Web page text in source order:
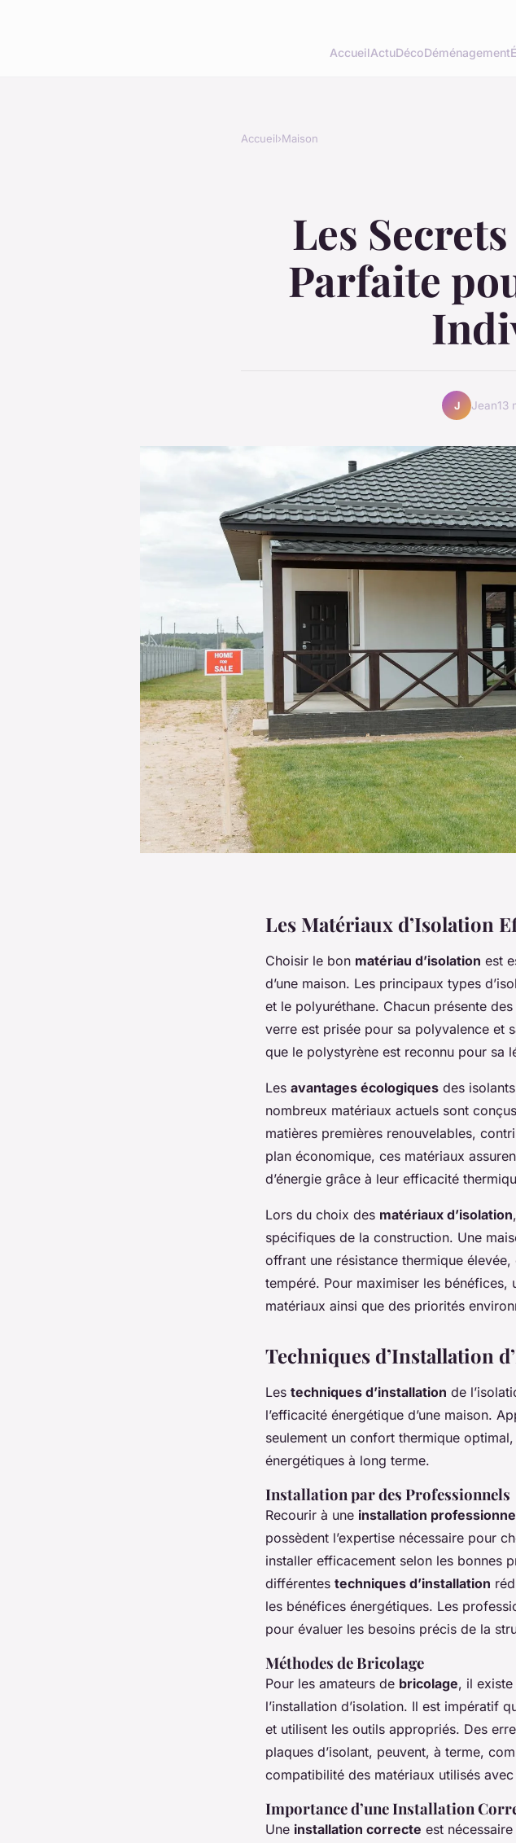
AccueilActuDécoDéménagement
Accueil›Maison
Les
Parfaite
J Jean13
Les Matériaux d’Isolation
Choisir le bon matériau d’isolation est
d’une maison. Les principaux types
et le polyuréthane. Chacun présente
verre est prisée pour sa polyvalence et
que le polystyrène est reconnu pour sa
Les avantages écologiques des
nombreux matériaux actuels sont
matières premières renouvelables,
plan économique, ces matériaux
d’énergie grâce à leur efficacité
Lors du choix des matériaux d’isolation
spécifiques de la construction. Une
offrant une résistance thermique
tempéré. Pour maximiser les bénéfices,
matériaux ainsi que des priorités
Techniques d’Installation
Les techniques d’installation de
l’efficacité énergétique d’une maison.
seulement un confort thermique
énergétiques à long terme.
Installation par des Professionnels
Recourir à une installation
possèdent l’expertise nécessaire pour
installer efficacement selon les bonnes
différentes techniques d’installation
les bénéfices énergétiques. Les
pour évaluer les besoins précis de la
Méthodes de Bricolage
Pour les amateurs de bricolage, il
l’installation d’isolation. Il est impératif
et utilisent les outils appropriés. Des
plaques d’isolant, peuvent, à terme,
compatibilité des matériaux utilisés
Importance d’une Installation
Une installation correcte est